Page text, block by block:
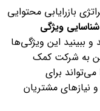
بازرایابی محتوایی
شناسایی ویژگی
ببینید این ویژگی‌ها
به شرکت کمک
برای
نیازهای مشتریان